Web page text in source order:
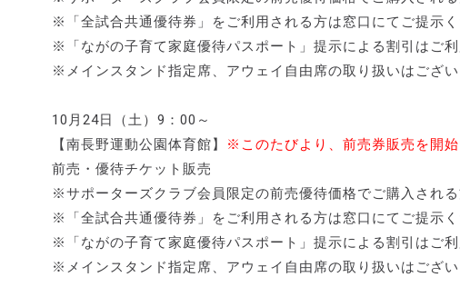
※「全試合共通優待券」をご利用される方は窓口にてご提示
※「ながの子育て家庭優待パスポート」提示による割引はご
※メインスタンド指定席、アウェイ自由席の取り扱いはござ
10月24日（土）9：00～
【南長野運動公園体育館】
※このたびより、前売券販売を開
前売・優待チケット販売
※サポーターズクラブ会員限定の前売優待価格でご購入され
※「全試合共通優待券」をご利用される方は窓口にてご提示
※「ながの子育て家庭優待パスポート」提示による割引はご
※メインスタンド指定席、アウェイ自由席の取り扱いはござ